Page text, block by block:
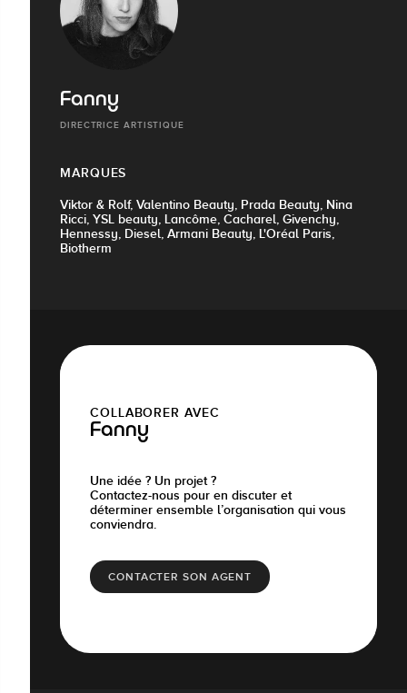
Fanny
DIRECTRICE ARTISTIQUE
MARQUES
Viktor & Rolf, Valentino Beauty, Prada Beauty, Nina
Ricci, YSL beauty, Lancôme, Cacharel, Givenchy,
Hennessy, Diesel, Armani Beauty, L'Oréal Paris,
Biotherm
COLLABORER AVEC
Fanny
Une idée ? Un projet ?
Contactez-nous pour en discuter et
déterminer ensemble l’organisation qui vous
conviendra.
CONTACTER SON AGENT